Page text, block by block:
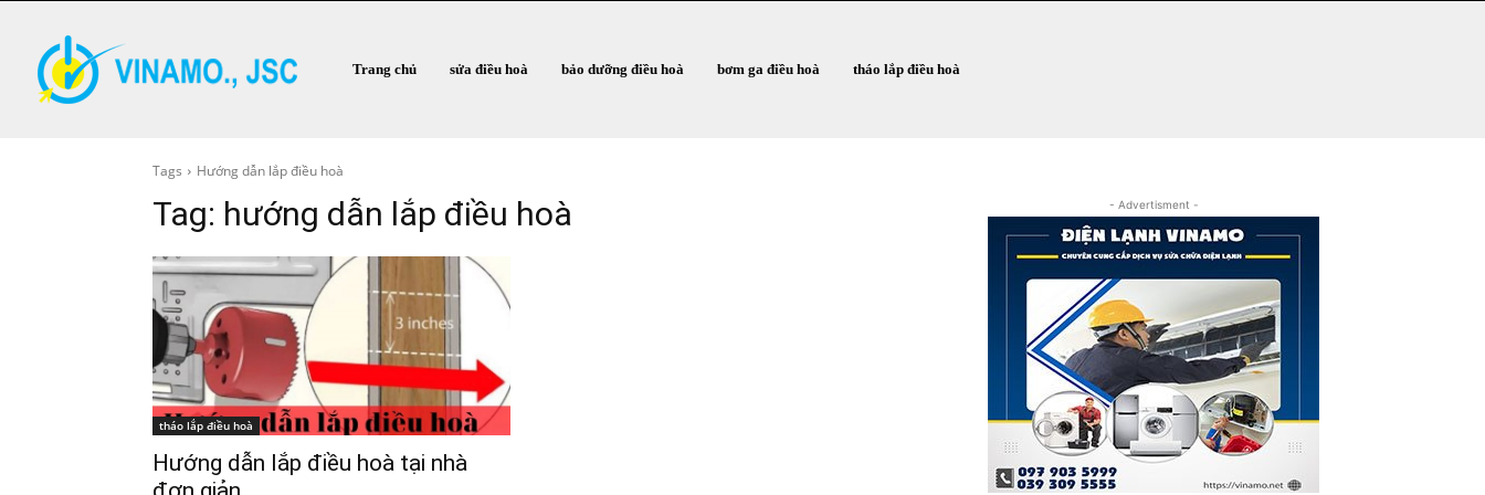
Trang chủ sửa điều hoà bảo dưỡng điều hoà bơm ga điều hoà tháo lắp điều hoà
Tags Hướng dẫn lắp điều hoà
Tag: hướng dẫn lắp điều hoà
tháo lắp điều hoà
Hướng dẫn lắp điều hoà tại nhà
- Advertisment -